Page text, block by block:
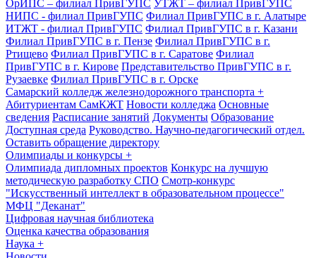
ОрИПС – филиал ПривГУПС УТЖТ – филиал ПривГУПС
НИПС - филиал ПривГУПС Филиал ПривГУПС в г. Алатыре
ИТЖТ - филиал ПривГУПС Филиал ПривГУПС в г. Казани
Филиал ПривГУПС в г. Пензе Филиал ПривГУПС в г.
Ртищево Филиал ПривГУПС в г. Саратове Филиал
ПривГУПС в г. Кирове Представительство ПривГУПС в г.
Рузаевке Филиал ПривГУПС в г. Орске
Самарский колледж железнодорожного транспорта +
Абитуриентам СамКЖТ Новости колледжа Основные
сведения Расписание занятий Документы Образование
Доступная среда Руководство. Научно-педагогический отдел.
Оставить обращение директору
Олимпиады и конкурсы +
Олимпиада дипломных проектов Конкурс на лучшую
методическую разработку СПО Смотр-конкурс
"Искусственный интеллект в образовательном процессе"
МФЦ "Деканат"
Цифровая научная библиотека
Оценка качества образования
Наука +